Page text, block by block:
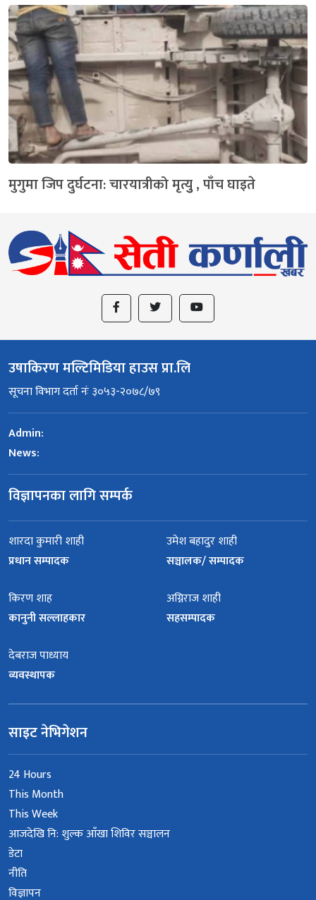
मुगुमा जिप दुर्घटना: चारयात्रीको मृत्युु , पाँच घाइते
उषाकिरण मल्टिमिडिया हाउस प्रा.लि
सूचना विभाग दर्ता नंः ३०५३-२०७८/७९
Admin:
News:
विज्ञापनका लागि सम्पर्क
शारदा कुमारी शाही
प्रधान सम्पादक
उमेश बहादुर शाही
सञ्चालक/ सम्पादक
किरण शाह
कानुनी सल्लाहकार
अग्निराज शाही
सहसम्पादक
देबराज पाध्याय
व्यवस्थापक
साइट नेभिगेशन
24 Hours
This Month
This Week
आजदेखि नि: शुल्क आँखा शिविर सञ्चालन
डेटा
नीति
विज्ञापन